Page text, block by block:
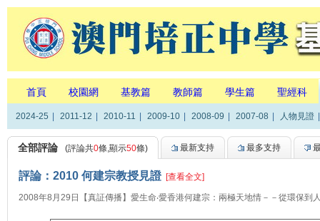
首頁 校園網 基教篇 教師篇 學生篇 聖經科
2024-25 2011-12 2010-11 2009-10 2008-09 2007-08 人物見證
全部評論 (評論共0條,顯示50條) 最新支持 最多支持
評論：2010 何建宗教授見證 [查看全文]
2008年8月29日【真証傳播】愛生命‧愛香港何建宗：兩極天地情－－從環保到